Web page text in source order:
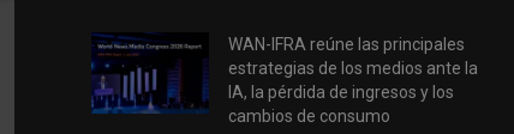
WAN-IFRA reúne las principales
estrategias de los medios ante la
IA, la pérdida de ingresos y los
cambios de consumo